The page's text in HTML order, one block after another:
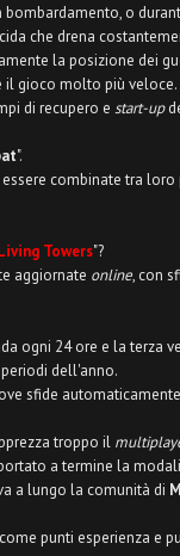
o
che drena
la posizione dei
il gioco molto più veloce.
di recupero e start-up
".
combinate tra
Towers"?
aggiornate online, con
ogni 24 ore e la terza
dell'anno.
sfide
troppo il
a termine la
a lungo la comunità di
punti esperienza e